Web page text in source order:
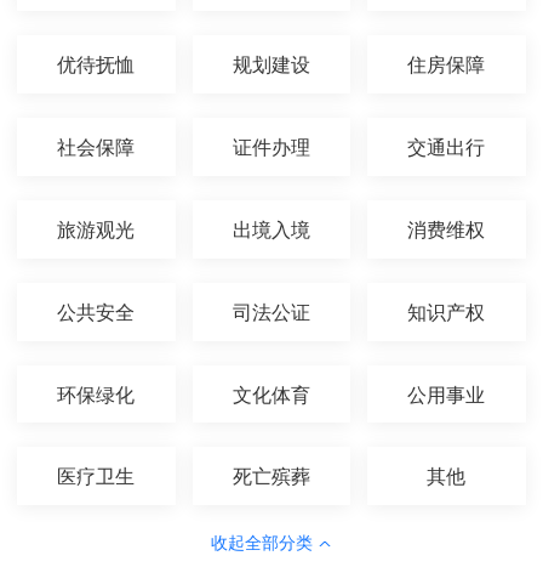
优待抚恤 规划建设 住房保障
社会保障 证件办理 交通出行
旅游观光 出境入境 消费维权
公共安全 司法公证 知识产权
环保绿化 文化体育 公用事业
医疗卫生 死亡殡葬 其他
收起全部分类